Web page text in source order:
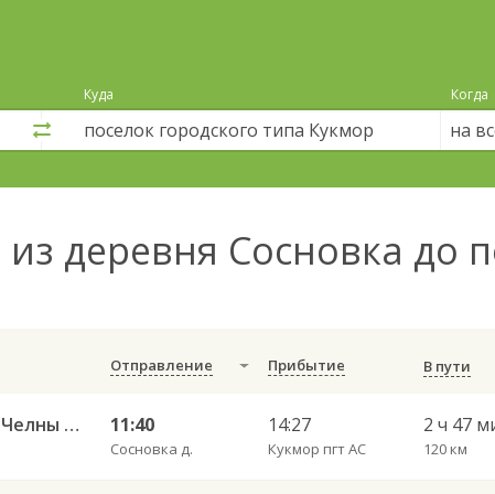
Куда Когда
на
из деревня Сосновка до
Отправление Прибытие В пути
Киров г. АВ — Набережные Челны АВ 702 11:40
Сосновка д.
14:27
Кукмор пгт АС
2 ч 47
120 км